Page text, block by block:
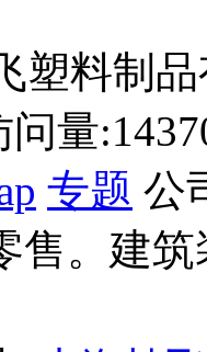
塑料制
问量
专题 公
售。建